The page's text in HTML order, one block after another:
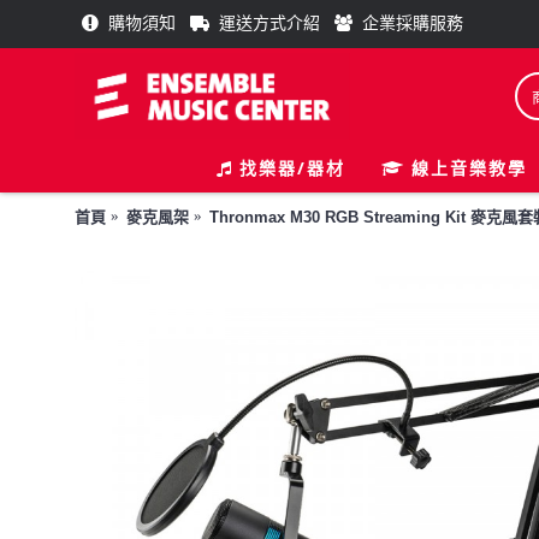
購物須知 運送方式介紹 企業採購服務
找樂器/器材 線上音樂教學
首頁 麥克風架 Thronmax M30 RGB Streaming Kit 麥克風套